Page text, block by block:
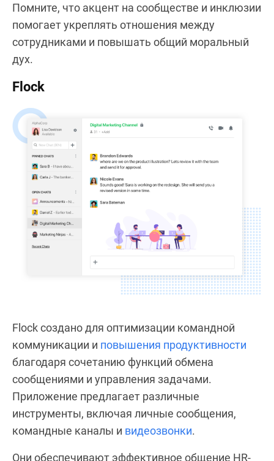
Помните, что акцент на сообществе и инклюзии
помогает укреплять отношения между
сотрудниками и повышать общий моральный
дух.
Flock
Flock создано для оптимизации командной
коммуникации и повышения продуктивности
благодаря сочетанию функций обмена
сообщениями и управления задачами.
Приложение предлагает различные
инструменты, включая личные сообщения,
командные каналы и видеозвонки.
Они обеспечивают эффективное общение HR-